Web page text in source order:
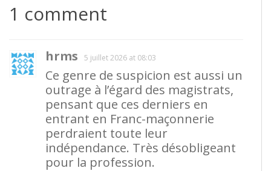
1 comment
hrms 5 juillet 2026 at 08:03
Ce genre de suspicion est aussi un
outrage à l’égard des magistrats,
pensant que ces derniers en
entrant en Franc-maçonnerie
perdraient toute leur
indépendance. Très désobligeant
pour la profession.